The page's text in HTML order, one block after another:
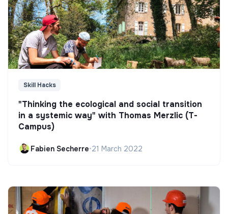
Skill Hacks
"Thinking the ecological and social transition
in a systemic way" with Thomas Merzlic (T-
Campus)
Fabien Secherre•21 March 2022